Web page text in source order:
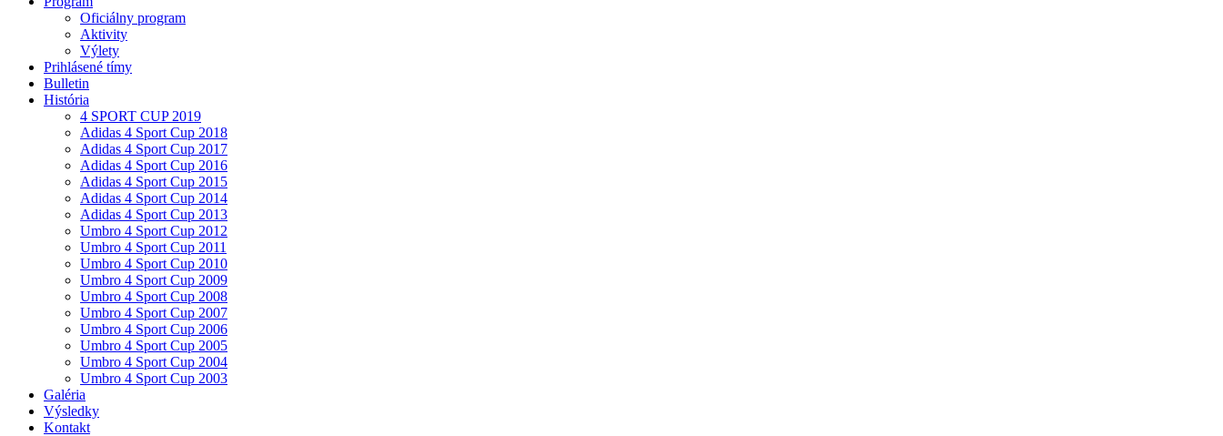
Oficiálny program
Aktivity
Výlety
Prihlásené tímy
Bulletin
História
4 SPORT CUP 2019
Adidas 4 Sport Cup 2018
Adidas 4 Sport Cup 2017
Adidas 4 Sport Cup 2016
Adidas 4 Sport Cup 2015
Adidas 4 Sport Cup 2014
Adidas 4 Sport Cup 2013
Umbro 4 Sport Cup 2012
Umbro 4 Sport Cup 2011
Umbro 4 Sport Cup 2010
Umbro 4 Sport Cup 2009
Umbro 4 Sport Cup 2008
Umbro 4 Sport Cup 2007
Umbro 4 Sport Cup 2006
Umbro 4 Sport Cup 2005
Umbro 4 Sport Cup 2004
Umbro 4 Sport Cup 2003
Galéria
Výsledky
Kontakt